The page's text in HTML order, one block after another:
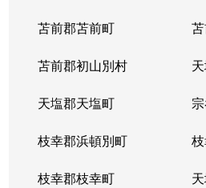
苫前郡苫前町
苫前郡初山別村
天塩郡天塩町
枝幸郡浜頓別町
枝幸郡枝幸町